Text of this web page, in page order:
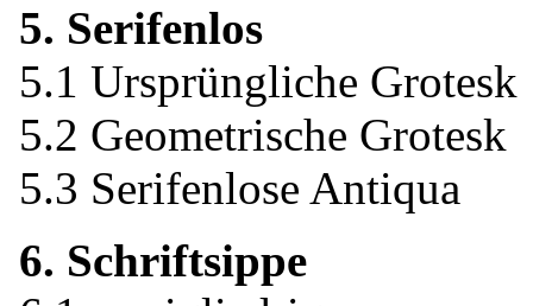
5. Serifenlos
5.1 Ursprüngliche Grotesk
5.2 Geometrische Grotesk
5.3 Serifenlose Antiqua
6. Schriftsippe